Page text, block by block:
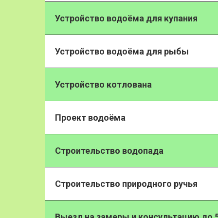
Устройство водоёма для купания
Устройство водоёма для рыбы
Устройство котлована
Проект водоёма
Строительство водопада
Строительство природного ручья